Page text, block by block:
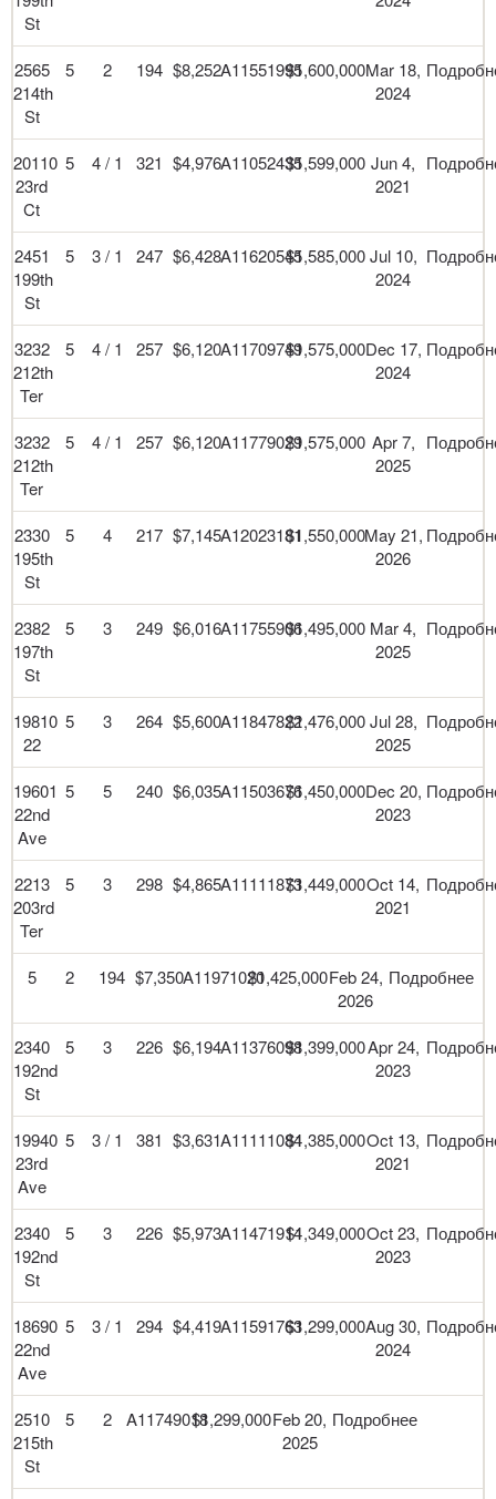
St
2565
214th
St
5 2 194 $8,252A11551995$1,600,000Mar 18,
2024
20110
23rd
Ct
5 4 / 1 321 $4,976A11052435$1,599,000 Jun 4,
2021
2451
199th
St
5 3 / 1 247 $6,428A11620545$1,585,000Jul 10,
2024
3232
212th
Ter
5 4 / 1 257 $6,120A11709749$1,575,000Dec 17,
2024
3232
212th
Ter
5 4 / 1 257 $6,120A11779029$1,575,000 Apr 7,
2025
2330
195th
St
5 4 217 $7,145A12023181$1,550,000May 21,
2026
2382
197th
St
5 3 249 $6,016A11755906$1,495,000 Mar 4,
2025
19810
22
5 3 264 $5,600A11847822$1,476,000Jul 28,
2025
19601
22nd
Ave
5 5 240 $6,035A11503676$1,450,000Dec 20,
2023
2213
203rd
Ter
5 3 298 $4,865A11111873$1,449,000Oct 14,
2021
5 2 194 $7,350A11971020$1,425,000Feb 24,
2026
Подробнее
2340
192nd
St
5 3 226 $6,194A11376098$1,399,000Apr 24,
2023
19940
23rd
Ave
5 3 / 1 381 $3,631A11111084$1,385,000Oct 13,
2021
2340
192nd
St
5 3 226 $5,973A11471914$1,349,000Oct 23,
2023
18690
22nd
Ave
5 3 / 1 294 $4,419A11591763$1,299,000Aug 30,
2024
2510
215th
St
5 2 A11749018$1,299,000Feb 20,
2025
Подробнее